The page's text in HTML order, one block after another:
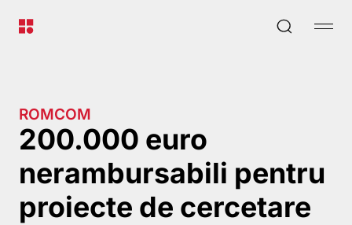
ROMCOM
200.000 euro
nerambursabili pentru
proiecte de cercetare